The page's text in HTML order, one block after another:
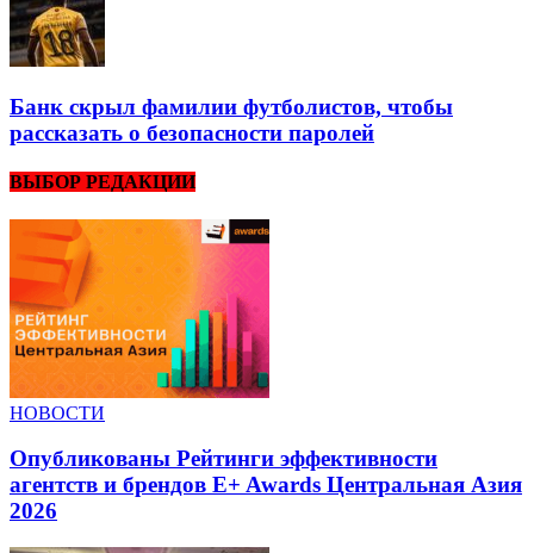
Банк скрыл фамилии футболистов, чтобы
рассказать о безопасности паролей
ВЫБОР РЕДАКЦИИ
НОВОСТИ
Опубликованы Рейтинги эффективности
агентств и брендов E+ Awards Центральная Азия
2026